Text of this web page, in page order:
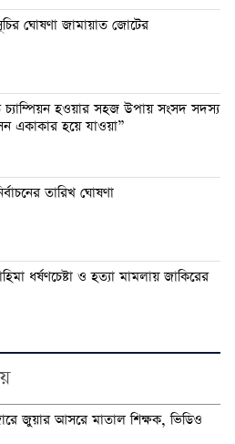
ঘোষণা জামায়াত জোটের
চ্যাম্পিয়ন হওয়ার সহজ উপায় সংসদ সদস্য
একাকার হয়ে যাওয়া”
তারিখ ঘোষণা
ধর্ষণচেষ্টা ও হত্যা মামলায় জাকিরের
জুয়ার আসরে মাতাল শিক্ষক, ভিডিও